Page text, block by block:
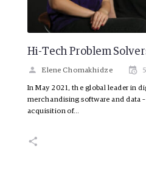
Hi-Tech Problem
Elene Chomakhidze
In May 2021, the global leader in
merchandising software and data
acquisition of…